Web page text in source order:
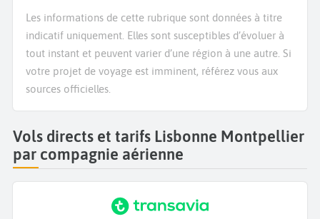
Les informations de cette rubrique sont données à titre
indicatif uniquement. Elles sont susceptibles d’évoluer à
tout instant et peuvent varier d’une région à une autre. Si
votre projet de voyage est imminent, référez vous aux
sources officielles.
Vols directs et tarifs Lisbonne Montpellier
par compagnie aérienne